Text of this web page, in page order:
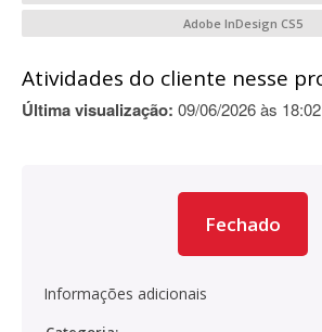
Adobe InDesign CS5
Atividades do cliente nesse
Última visualização: 09/06/2026 às 18:02
Fechado
Informações adicionais